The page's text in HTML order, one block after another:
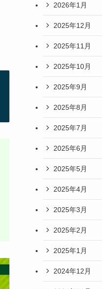
2026年1月
2025年12月
2025年11月
2025年10月
2025年9月
2025年8月
2025年7月
2025年6月
2025年5月
2025年4月
2025年3月
2025年2月
2025年1月
2024年12月